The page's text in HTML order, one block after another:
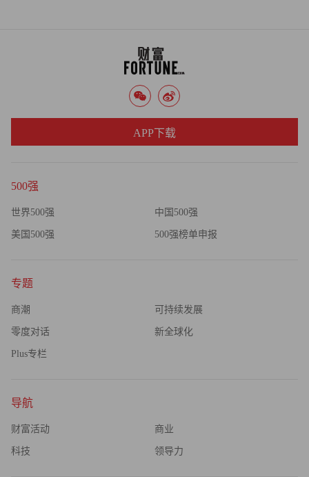
500强
世界500强 中国500强
美国500强 500强榜单申报
专题
商潮 可持续发展
零度对话 新全球化
Plus专栏
导航
财富活动 商业
科技 领导力
APP下载